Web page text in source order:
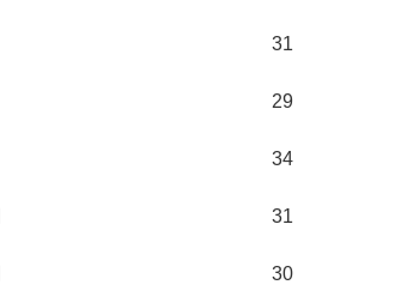
31
29
34
31
30